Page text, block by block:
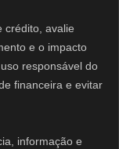
crédito, avalie
e o impacto
responsável do
financeira e evitar
informação e